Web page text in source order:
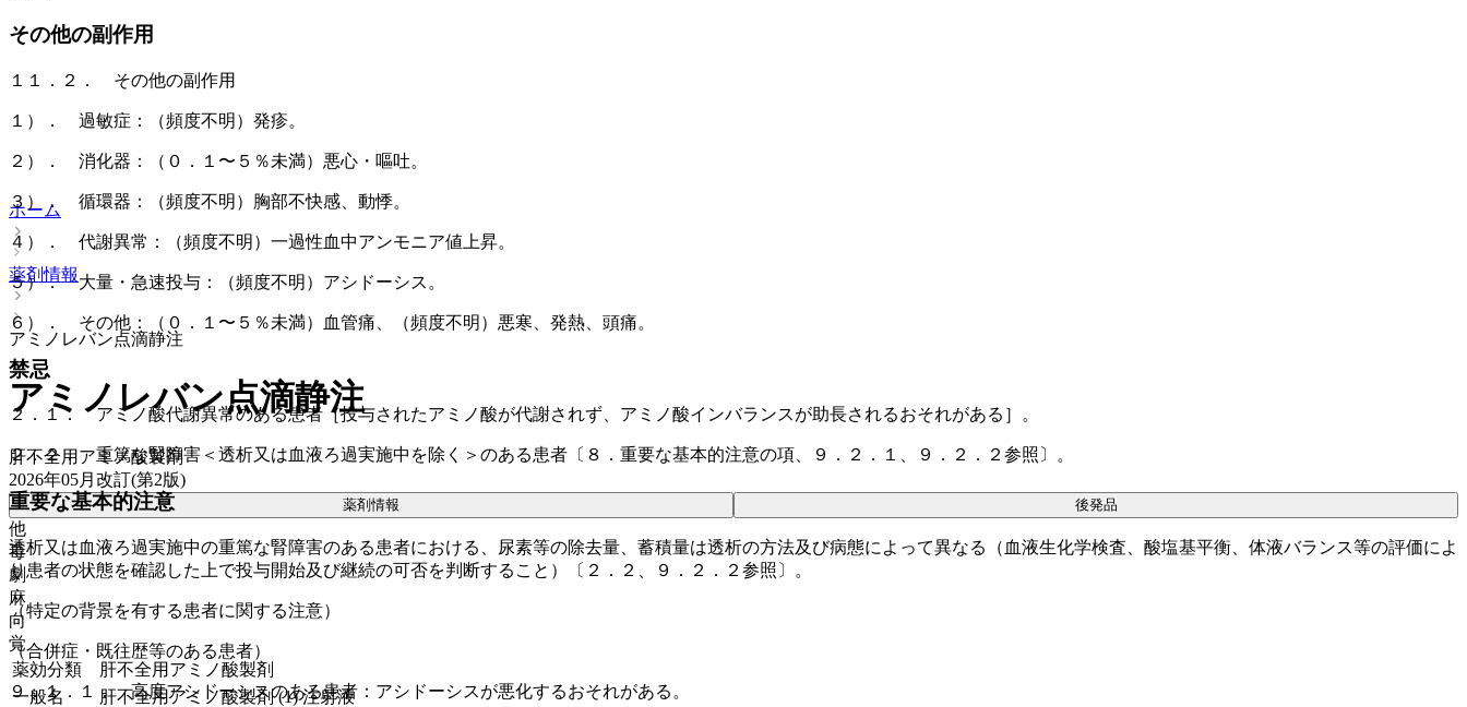
その他の副作用
１１．２． その他の副作用
１）． 過敏症：（頻度不明）発疹。
２）． 消化器：（０．１〜５％未満）悪心・嘔吐。
３）． 循環器：（頻度不明）胸部不快感、動悸。
４）． 代謝異常：（頻度不明）一過性血中アンモニア値上昇。
５）． 大量・急速投与：（頻度不明）アシドーシス。
６）． その他：（０．１〜５％未満）血管痛、（頻度不明）悪寒、発熱、頭痛。
禁忌
２．１． アミノ酸代謝異常のある患者［投与されたアミノ酸が代謝されず、アミノ酸インバランスが助長されるおそれがある］。
２．２． 重篤な腎障害＜透析又は血液ろ過実施中を除く＞のある患者〔８．重要な基本的注意の項、９．２．１、９．２．２参照〕。
重要な基本的注意
透析又は血液ろ過実施中の重篤な腎障害のある患者における、尿素等の除去量、蓄積量は透析の方法及び病態によって異なる（血液生化学検査、酸塩基平衡、体液バランス等の評価によ
り患者の状態を確認した上で投与開始及び継続の可否を判断すること）〔２．２、９．２．２参照〕。
（特定の背景を有する患者に関する注意）
（合併症・既往歴等のある患者）
９．１．１． 高度アシドーシスのある患者：アシドーシスが悪化するおそれがある。
ホーム
薬剤情報
アミノレバン点滴静注
アミノレバン点滴静注
肝不全用アミノ酸製剤
2026年05月改訂(第2版)
薬剤情報 後発品
他
毒
劇
麻
向
覚
薬効分類
肝不全用アミノ酸製剤
一般名
肝不全用アミノ酸製剤 (1) 注射液